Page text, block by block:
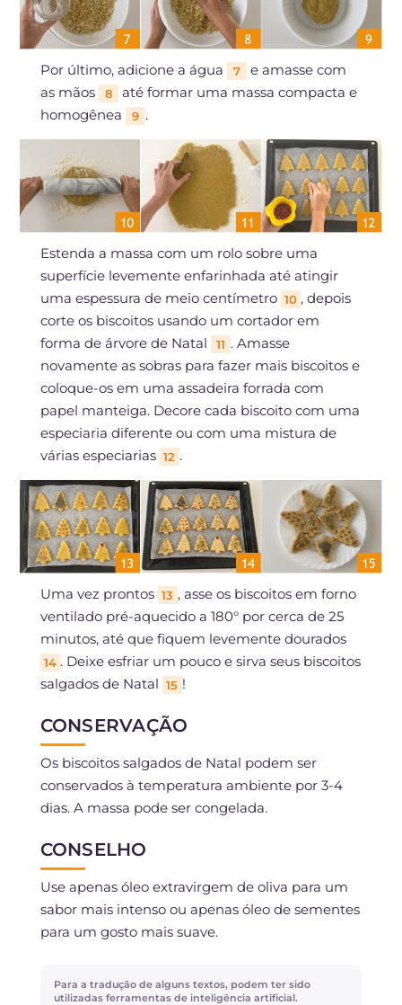
Por último, adicione a água 7
e amasse com
as mãos
8
até formar uma massa compacta e
homogênea
9 .
Estenda a massa com um rolo sobre uma
superfície levemente enfarinhada até atingir
uma espessura de meio centímetro 10 , depois
corte os biscoitos usando um cortador em
forma de árvore de Natal
11 . Amasse
novamente as sobras para fazer mais biscoitos e
coloque-os em uma assadeira forrada com
papel manteiga. Decore cada biscoito com uma
especiaria diferente ou com uma mistura de
várias especiarias 12 .
Uma vez prontos 13 , asse os biscoitos em forno
ventilado pré-aquecido a 180° por cerca de 25
minutos, até que fiquem levemente dourados
14 . Deixe esfriar um pouco e sirva seus biscoitos
salgados de Natal 15 !
CONSERVAÇÃO
Os biscoitos salgados de Natal podem ser
conservados à temperatura ambiente por 3-4
dias. A massa pode ser congelada.
CONSELHO
Use apenas óleo extravirgem de oliva para um
sabor mais intenso ou apenas óleo de sementes
para um gosto mais suave.
Para a tradução de alguns textos, podem ter sido
utilizadas ferramentas de inteligência artificial.